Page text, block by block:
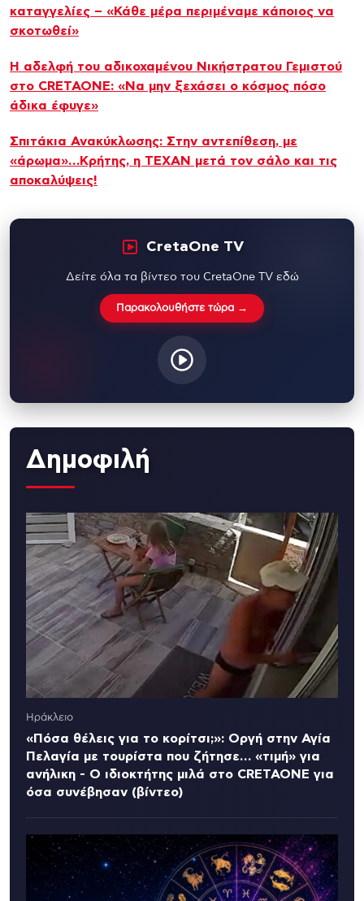
καταγγελίες – «Κάθε μέρα περιμέναμε κάποιος να
σκοτωθεί»
Η αδελφή του αδικοχαμένου Νικήστρατου Γεμιστού
στο CRETAONE: «Να μην ξεχάσει ο κόσμος πόσο
άδικα έφυγε»
Σπιτάκια Ανακύκλωσης: Στην αντεπίθεση, με
«άρωμα»…Κρήτης, η TEXAN μετά τον σάλο και τις
αποκαλύψεις!
CretaOne TV
Δείτε όλα τα βίντεο του CretaOne TV εδώ
Παρακολουθήστε τώρα →
Δημοφιλή
Ηράκλειο
«Πόσα θέλεις για το κορίτσι;»: Οργή στην Αγία
Πελαγία με τουρίστα που ζήτησε… «τιμή» για
ανήλικη - Ο ιδιοκτήτης μιλά στο CRETAONE για
όσα συνέβησαν (βίντεο)